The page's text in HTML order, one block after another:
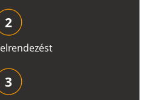
elrendezést
2
3